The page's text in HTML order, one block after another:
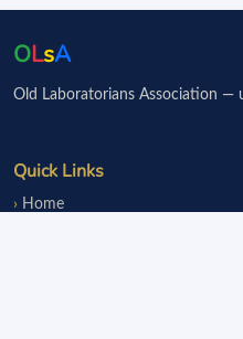
OLsA
Old Laboratorians Association —
Quick Links
Home